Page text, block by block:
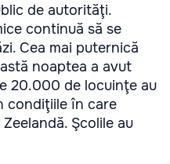
de autorităţi.
continuă să se
Cea mai puternică
noaptea a avut
20.000 de locuinţe au
condiţiile în care
Şcolile au